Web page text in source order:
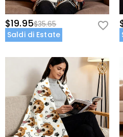
$19.95$35.65
Saldi di Estate